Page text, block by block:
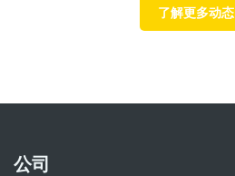
了解更多动态
公司